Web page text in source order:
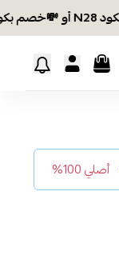
أصلي 100%